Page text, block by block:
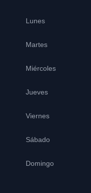
Lunes
Martes
Miércoles
Jueves
Viernes
Sábado
Domingo